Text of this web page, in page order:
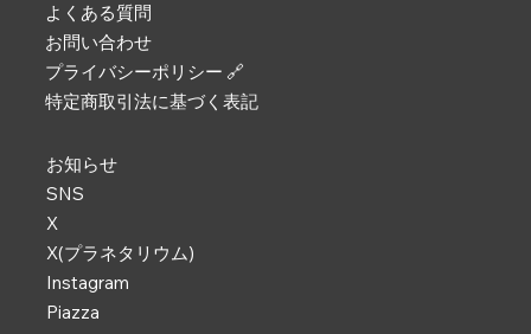
よくある質問
お問い合わせ
プライバシーポリシー 🔗
特定商取引法に基づく表記
お知らせ
SNS
X
X(プラネタリウム)
Instagram
Piazza